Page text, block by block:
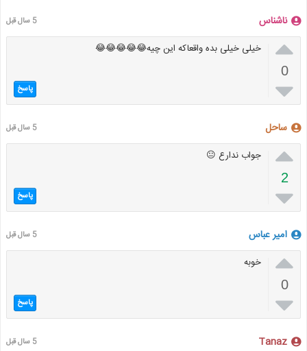
ناشناس 5 سال قبل

0

خیلی خیلی بده واقعاکه این چیه😂😂😂😂😂
پاسخ
ساحل 5 سال قبل

2

جواب ندارع 😐
پاسخ
امیر عباس 5 سال قبل

0

خوبه
پاسخ
Tanaz 5 سال قبل